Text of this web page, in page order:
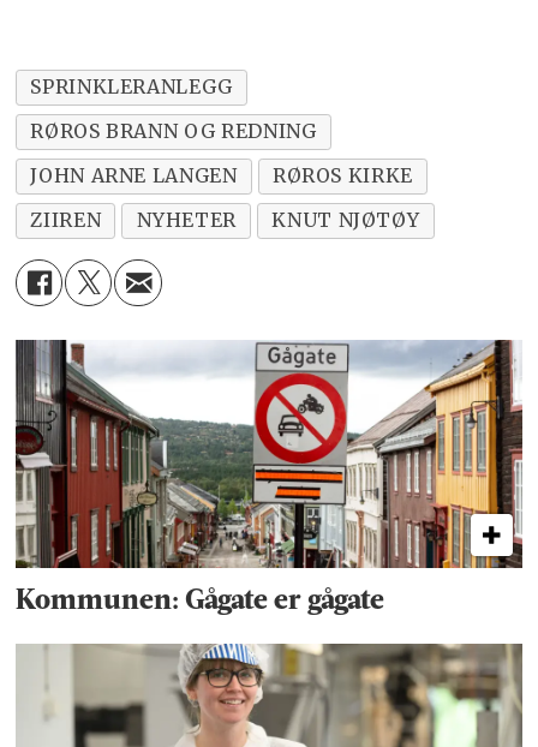
SPRINKLERANLEGG
RØROS BRANN OG REDNING
JOHN ARNE LANGEN
RØROS KIRKE
ZIIREN
NYHETER KNUT NJØTØY
Kommunen: Gågate er gågate